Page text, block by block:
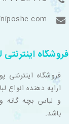
فروشگاه
فروشگاه
ارایه دهنده
و لباس بچه گانه
باشد.